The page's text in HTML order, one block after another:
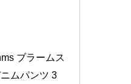
ブラームス
ムパンツ 3